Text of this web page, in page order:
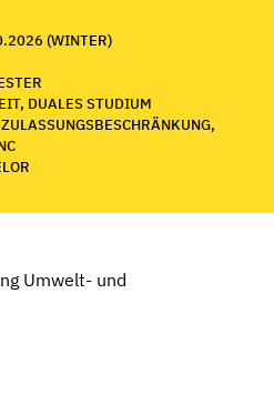
(WINTER)
DUALES STUDIUM
Umwelt- und